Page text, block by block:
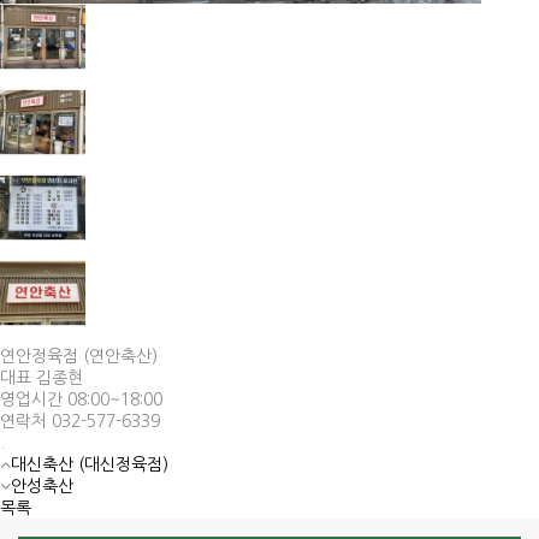
연안정육점 (연안축산)
대표 김종현
영업시간 08:00~18:00
연락처 032-577-6339
대신축산 (대신정육점)
안성축산
목록